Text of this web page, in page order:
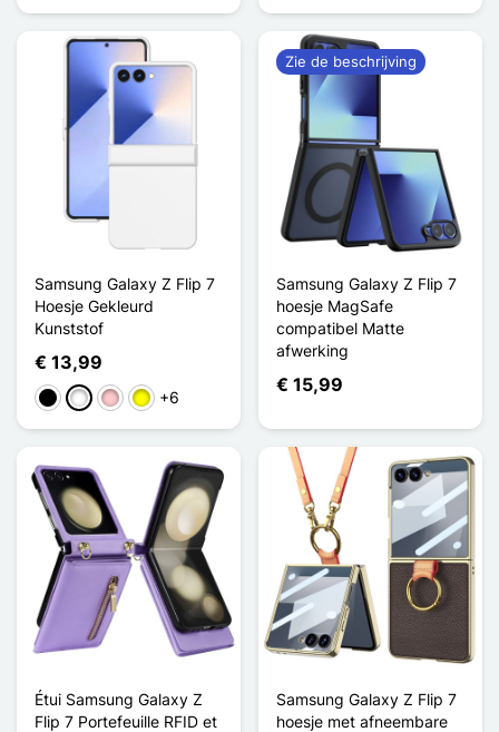
Samsung Galaxy Z Flip 7
Hoesje Gekleurd
Kunststof
€ 13,99
ZwartWit RozeGeel+6
Samsung Galaxy Z Flip 7
hoesje MagSafe
compatibel Matte
afwerking
€ 15,99
Zie de beschrijving
Étui Samsung Galaxy Z
Flip 7 Portefeuille RFID et
Samsung Galaxy Z Flip 7
hoesje met afneembare